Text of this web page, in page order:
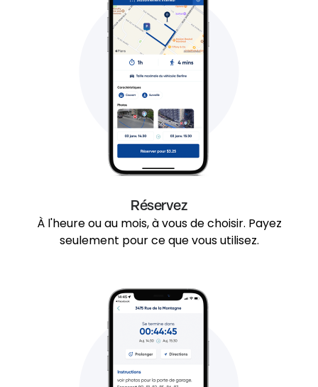
Réservez
À l'heure ou au mois, à vous de choisir. Payez
seulement pour ce que vous utilisez.